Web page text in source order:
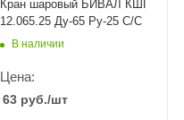
Кран шаровый БИВАЛ КШГ
12.065.25 Ду-65 Ру-25 С/С
В наличии
Цена:
63 руб./шт